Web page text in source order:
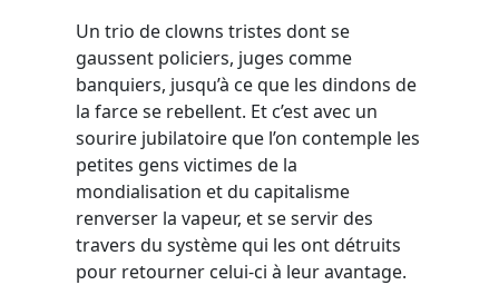
Un trio de clowns tristes dont se
gaussent policiers, juges comme
banquiers, jusqu’à ce que les dindons de
la farce se rebellent. Et c’est avec un
sourire jubilatoire que l’on contemple les
petites gens victimes de la
mondialisation et du capitalisme
renverser la vapeur, et se servir des
travers du système qui les ont détruits
pour retourner celui-ci à leur avantage.